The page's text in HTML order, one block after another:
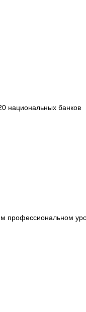
национальных банков
профессиональном